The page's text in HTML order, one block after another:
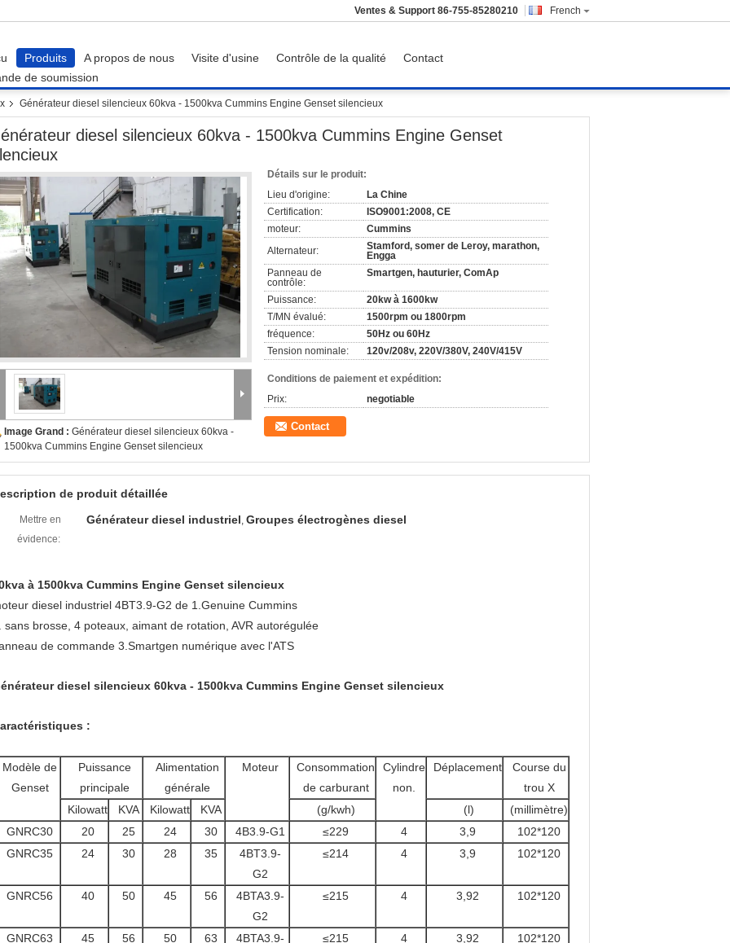
French
Ventes & Support 86-755-85280210
Produits A propos de nous Visite d'usine Contrôle de la qualité
Contact
de soumission
Générateur diesel silencieux 60kva - 1500kva Cummins Engine Genset silencieux
diesel silencieux 60kva - 1500kva Cummins Engine Genset
Image Grand : Générateur diesel silencieux 60kva -
1500kva Cummins Engine Genset silencieux
Détails sur le produit:
Lieu d'origine:
La Chine
Certification:
ISO9001:2008, CE
moteur:
Cummins
Alternateur:
Stamford, somer de Leroy, marathon,
Engga
Panneau de
contrôle:
Smartgen, hauturier, ComAp
Puissance:
20kw à 1600kw
T/MN évalué:
1500rpm ou 1800rpm
fréquence:
50Hz ou 60Hz
Tension nominale:
120v/208v, 220V/380V, 240V/415V
Conditions de paiement et expédition:
Prix:
negotiable
Contact
de produit détaillée
Mettre en
évidence:
Générateur diesel industriel, Groupes électrogènes diesel
à 1500kva Cummins Engine Genset silencieux
diesel industriel 4BT3.9-G2 de 1.Genuine Cummins
sans brosse, 4 poteaux, aimant de rotation, AVR autorégulée
de commande 3.Smartgen numérique avec l'ATS
diesel silencieux 60kva - 1500kva Cummins Engine Genset silencieux
:
Modèle de
Genset
Puissance
principale
Alimentation
générale
Moteur
Consommation
de carburant
Cylindre
non.
Déplacement
Course du
trou X
Kilowatt
KVA Kilowatt KVA (g/kwh) (l)
(millimètre)
GNRC30
20 25 24 30 4B3.9-G1 ≤229 4 3,9
102*120
GNRC35
24 30 28 35
4BT3.9-
G2
≤214 4 3,9 102*120
GNRC56 40 50 45 56
4BTA3.9-
G2
≤215 4 3,92 102*120
GNRC63 45 56 50 63
4BTA3.9-
≤215 4 3,92 102*120